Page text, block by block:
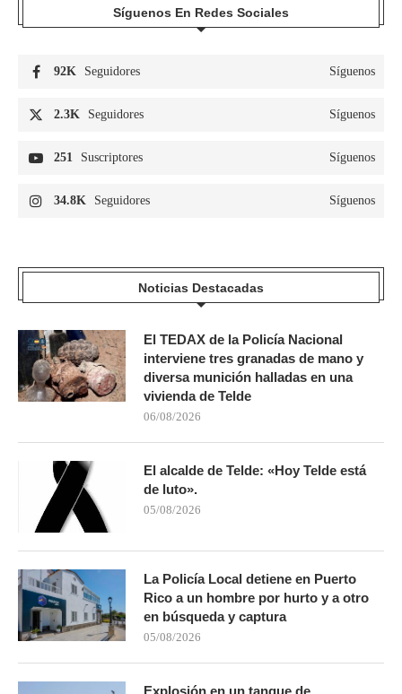
Síguenos En Redes Sociales
92K Seguidores Síguenos
2.3K Seguidores Síguenos
251 Suscriptores Síguenos
34.8K Seguidores Síguenos
Noticias Destacadas
El TEDAX de la Policía Nacional
interviene tres granadas de mano y
diversa munición halladas en una
vivienda de Telde
06/08/2026
El alcalde de Telde: «Hoy Telde está
de luto».
05/08/2026
La Policía Local detiene en Puerto
Rico a un hombre por hurto y a otro
en búsqueda y captura
05/08/2026
Explosión en un tanque de